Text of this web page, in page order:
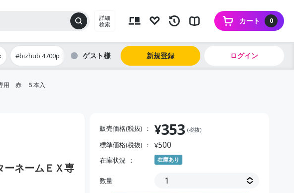
詳細
検索
0
カート
#bizhub 4700p ゲスト 新規登録 ログイン
専用 赤 ５本入
ネームＥＸ専
販売価格(税抜) ¥353 (税抜)
標準価格(税抜) ¥500
在庫状況 在庫あり
数量